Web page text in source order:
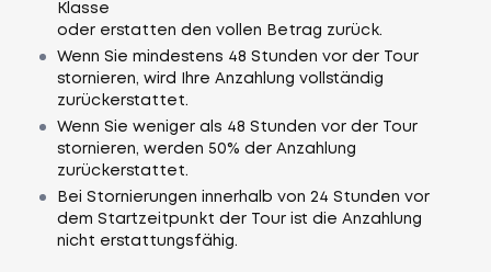
Klasse
oder erstatten den vollen Betrag zurück.
Wenn Sie mindestens 48 Stunden vor der Tour
stornieren, wird Ihre Anzahlung vollständig
zurückerstattet.
Wenn Sie weniger als 48 Stunden vor der Tour
stornieren, werden 50% der Anzahlung
zurückerstattet.
Bei Stornierungen innerhalb von 24 Stunden vor
dem Startzeitpunkt der Tour ist die Anzahlung
nicht erstattungsfähig.